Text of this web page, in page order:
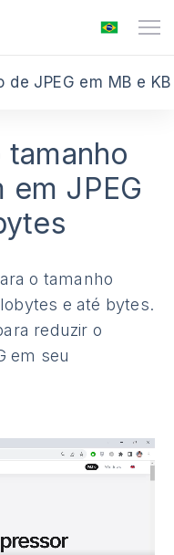
de JPEG em MB e KB
em JPEG
o tamanho
e até bytes.
reduzir o
em seu